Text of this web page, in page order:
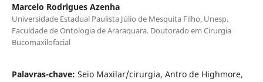
Marcelo Rodrigues Azenha
Universidade Estadual Paulista Júlio de Mesquita Filho, Unesp.
Faculdade de Ontologia de Araraquara. Doutorado em Cirurgia
Bucomaxilofacial
Palavras-chave: Seio Maxilar/cirurgia, Antro de Highmore,